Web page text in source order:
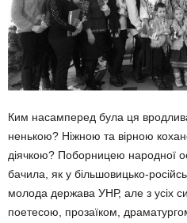
Ким насамперед була ця
ненькою? Ніжною та вірною
діячкою? Поборницею народної
бачила, як у більшовицько-
молода держава УНР, але з усіх
поетесою, прозаїком,